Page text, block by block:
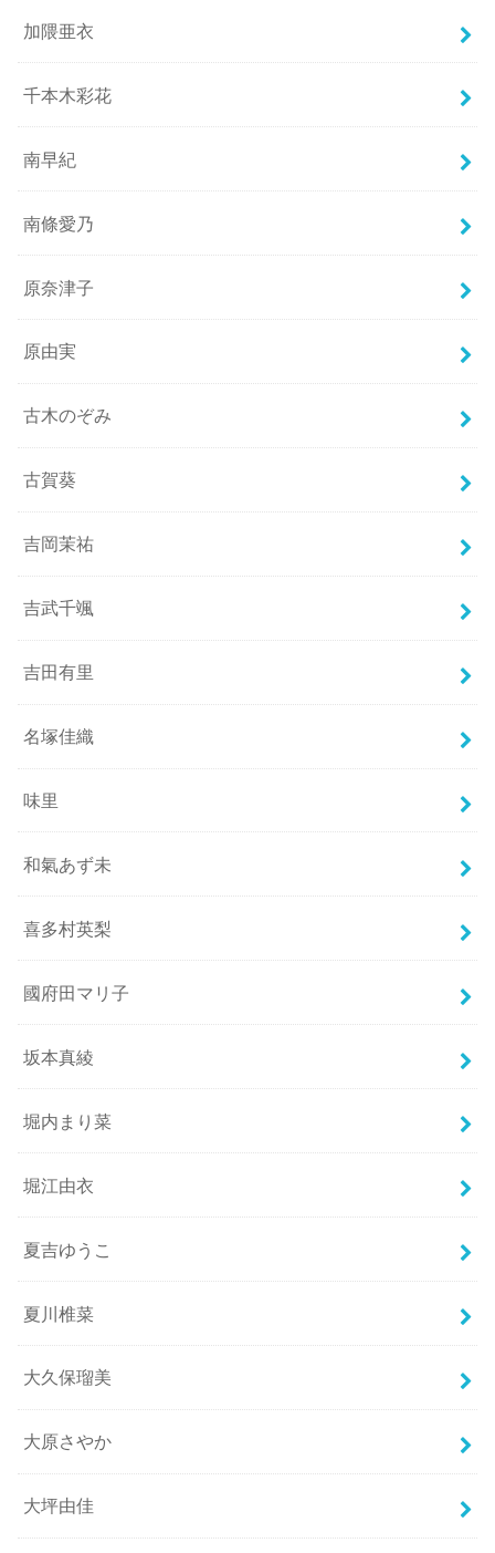
加隈亜衣
千本木彩花
南早紀
南條愛乃
原奈津子
原由実
古木のぞみ
古賀葵
吉岡茉祐
吉武千颯
吉田有里
名塚佳織
味里
和氣あず未
喜多村英梨
國府田マリ子
坂本真綾
堀内まり菜
堀江由衣
夏吉ゆうこ
夏川椎菜
大久保瑠美
大原さやか
大坪由佳